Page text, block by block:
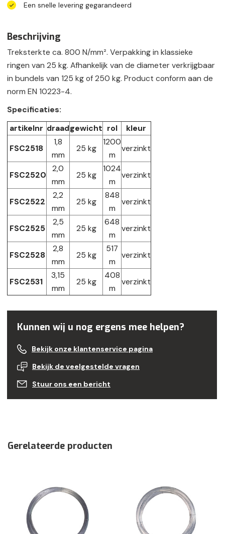
Een snelle levering gegarandeerd
Beschrijving
Treksterkte ca. 800 N/mm². Verpakking in klassieke
ringen van 25 kg. Afhankelijk van de diameter verkrijgbaar
in bundels van 125 kg of 250 kg. Product conform aan de
norm EN 10223-4.
Specificaties:
artikelnr draadgewicht rol
kleur
FSC2518
1,8
mm
25 kg
1200
m
verzinkt
FSC2520
2,0
mm
25 kg
1024
m
verzinkt
FSC2522
2,2
mm
25 kg
848
m
verzinkt
FSC2525
2,5
mm
25 kg
648
m
verzinkt
FSC2528
2,8
mm
25 kg
517
m
verzinkt
FSC2531
3,15
mm
25 kg
408
m
verzinkt
Kunnen wij u nog ergens mee helpen?
Bekijk onze klantenservice pagina
Bekijk de veelgestelde vragen
Stuur ons een bericht
Gerelateerde producten